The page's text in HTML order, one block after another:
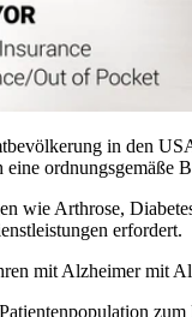
in den
wie Arthrose,
erfordert.
mit Alzheimer mit